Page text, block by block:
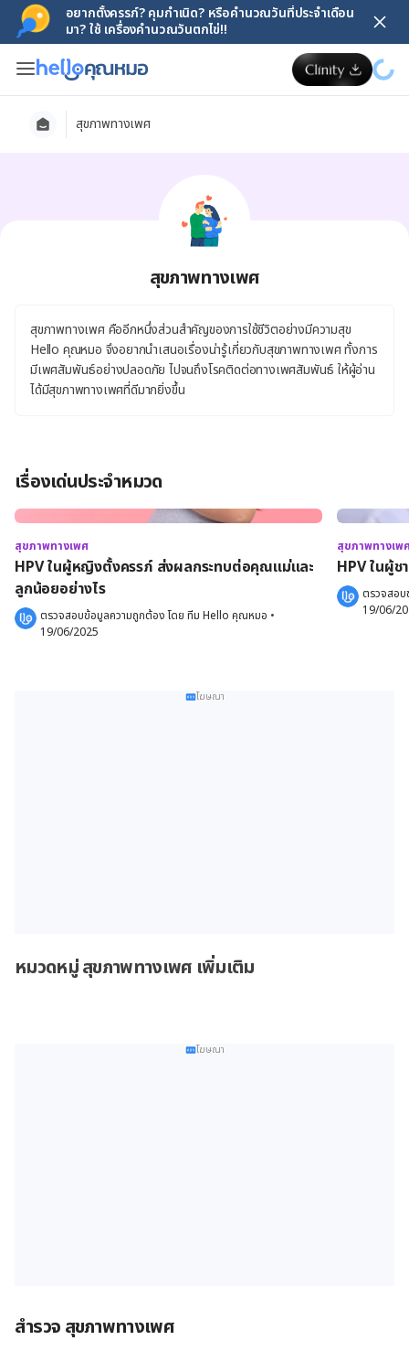
อยากตั้งครรภ์? คุมกำเนิด? หรือคำนวณวันที่ประจำเดือน
มา? ใช้ เครื่องคำนวณวันตกไข่!!
สุขภาพทางเพศ
สุขภาพทางเพศ
สุขภาพทางเพศ คืออีกหนึ่งส่วนสำคัญของการใช้ชีวิตอย่างมีความสุข
Hello คุณหมอ จึงอยากนำเสนอเรื่องน่ารู้เกี่ยวกับสุขภาพทางเพศ ทั้งการ
มีเพศสัมพันธ์อย่างปลอดภัย ไปจนถึงโรคติดต่อทางเพศสัมพันธ์ ให้ผู้อ่าน
ได้มีสุขภาพทางเพศที่ดีมากยิ่งขึ้น
เรื่องเด่นประจำหมวด
สุขภาพทางเพศ
HPV ในผู้หญิงตั้งครรภ์ ส่งผลกระทบต่อคุณแม่และ
ลูกน้อยอย่างไร
ตรวจสอบข้อมูลความถูกต้อง โดย ทีม Hello คุณหมอ •
19/06/2025
สุขภาพทางเพ
HPV ในผู้
ตรวจสอ
19/06/
โฆษณา
หมวดหมู่ สุขภาพทางเพศ เพิ่มเติม
โฆษณา
สำรวจ สุขภาพทางเพศ